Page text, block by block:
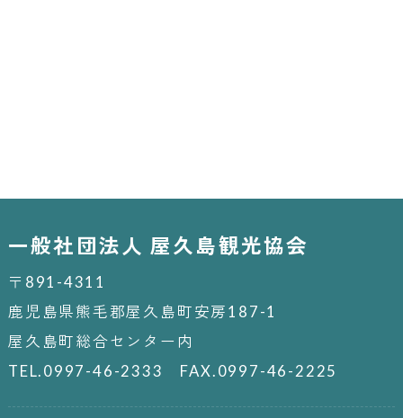
一般社団法人 屋久島観光協会
〒891-4311
鹿児島県熊毛郡屋久島町安房187-1
屋久島町総合センター内
TEL.0997-46-2333 FAX.0997-46-2225